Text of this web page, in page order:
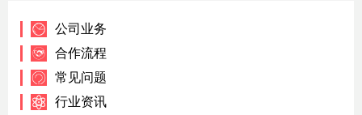
公司业务
合作流程
常见问题
行业资讯